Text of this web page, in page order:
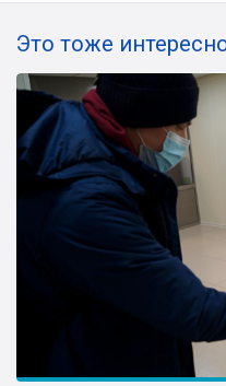
Это тоже